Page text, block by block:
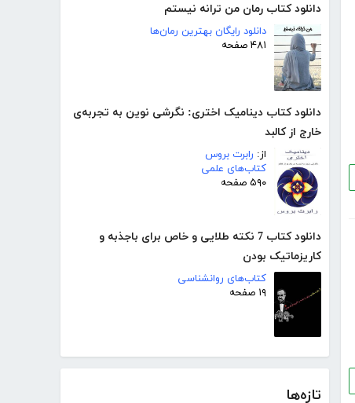
دانلود کتاب رمان من ترانه نیستم
دانلود رایگان بهترین رمان‌ها
۴۸۱ صفحه
دانلود کتاب دینامیک اختری: نگرشی نوین به تجربه‌ی
خارج از کالبد
از: رابرت بروس
کتاب‌های علمی
۵۹۰ صفحه
دانلود کتاب 7 نکته طلایی و خاص برای باجذبه و
کاریزماتیک بودن
کتاب‌های روانشناسی
۱۹ صفحه
تازه‌ها